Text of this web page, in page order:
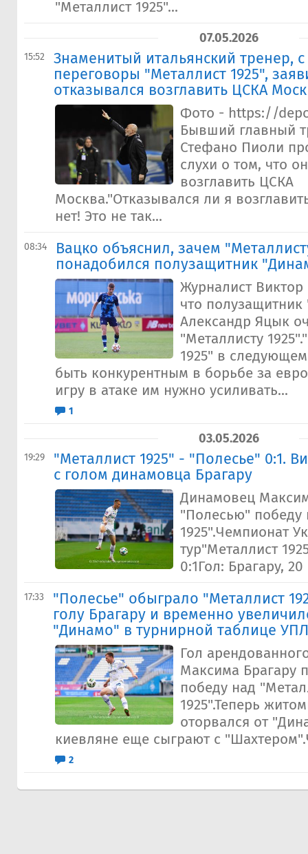
"Металлист 1925"...
07.05.2026
15:52
Знаменитый итальянский тренер,
переговоры "Металлист 1925",
отказывался возглавить ЦСКА
Фото - https://
Бывший главный
Стефано Пиоли
слухи о том, что
возглавить ЦСКА
Москва."Отказывался ли я
нет! Это не так...
08:34
Вацко объяснил, зачем
понадобился полузащитник
Журналист Виктор
что
Александр Яцык
"Металлисту
1925" в
быть конкурентным в борьбе за
игру в атаке им нужно усиливать...
1
03.05.2026
19:29
"Металлист 1925" - "Полесье" 0:1.
с голом динамовца Брагару
Динамовец
"Полесью" победу
1925".Чемпионат
тур"Металлист
0:1Гол: Брагару, 20
17:33
"Полесье" обыграло "Металлист
голу Брагару и временно
"Динамо" в турнирной таблице УПЛ
Гол
Максима Брагару
победу над
1925".Теперь
оторвался от
киевляне еще сыграют с
2